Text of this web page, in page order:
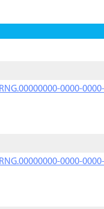
0000-
0000-